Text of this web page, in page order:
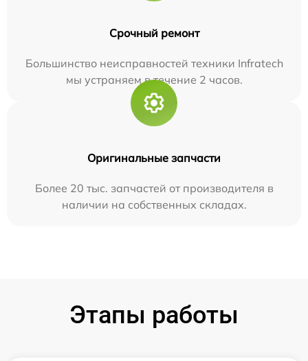
Срочный ремонт
Большинство неисправностей техники Infratech
мы устраняем в течение 2 часов.
Оригинальные запчасти
Более 20 тыс. запчастей от производителя в
наличии на собственных складах.
Этапы работы